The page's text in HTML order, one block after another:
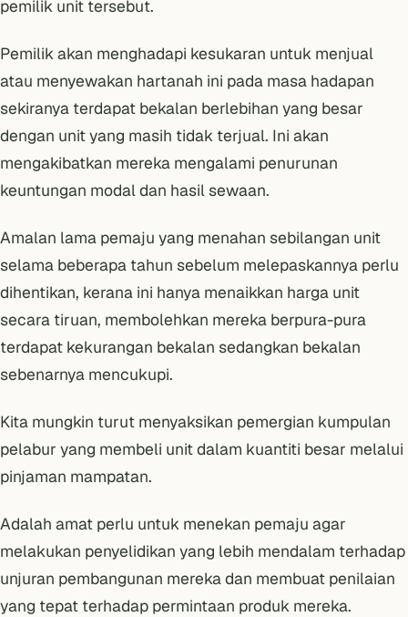
pemilik unit tersebut.
Pemilik akan menghadapi kesukaran untuk menjual
atau menyewakan hartanah ini pada masa hadapan
sekiranya terdapat bekalan berlebihan yang besar
dengan unit yang masih tidak terjual. Ini akan
mengakibatkan mereka mengalami penurunan
keuntungan modal dan hasil sewaan.
Amalan lama pemaju yang menahan sebilangan unit
selama beberapa tahun sebelum melepaskannya perlu
dihentikan, kerana ini hanya menaikkan harga unit
secara tiruan, membolehkan mereka berpura-pura
terdapat kekurangan bekalan sedangkan bekalan
sebenarnya mencukupi.
Kita mungkin turut menyaksikan pemergian kumpulan
pelabur yang membeli unit dalam kuantiti besar melalui
pinjaman mampatan.
Adalah amat perlu untuk menekan pemaju agar
melakukan penyelidikan yang lebih mendalam terhadap
unjuran pembangunan mereka dan membuat penilaian
yang tepat terhadap permintaan produk mereka.